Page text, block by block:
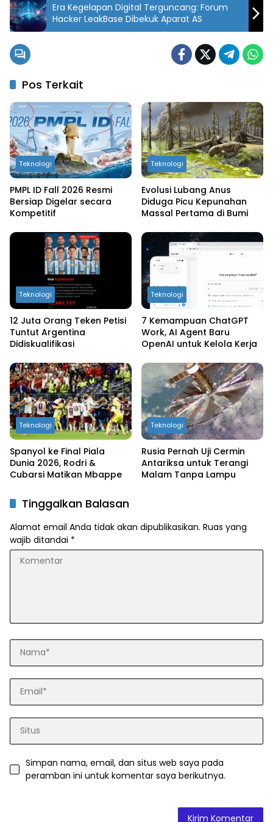
Era Kegelapan Digital Terguncang: Forum
Hacker LeakBase Dibekuk Aparat AS
Pos Terkait
Teknologi
PMPL ID Fall 2026 Resmi
Bersiap Digelar secara
Kompetitif
Teknologi
Evolusi Lubang Anus
Diduga Picu Kepunahan
Massal Pertama di Bumi
Teknologi
12 Juta Orang Teken Petisi
Tuntut Argentina
Didiskualifikasi
Teknologi
7 Kemampuan ChatGPT
Work, AI Agent Baru
OpenAI untuk Kelola Kerja
Teknologi
Spanyol ke Final Piala
Dunia 2026, Rodri &
Cubarsi Matikan Mbappe
Teknologi
Rusia Pernah Uji Cermin
Antariksa untuk Terangi
Malam Tanpa Lampu
Tinggalkan Balasan
Alamat email Anda tidak akan dipublikasikan. Ruas yang
wajib ditandai *
Simpan nama, email, dan situs web saya pada
peramban ini untuk komentar saya berikutnya.